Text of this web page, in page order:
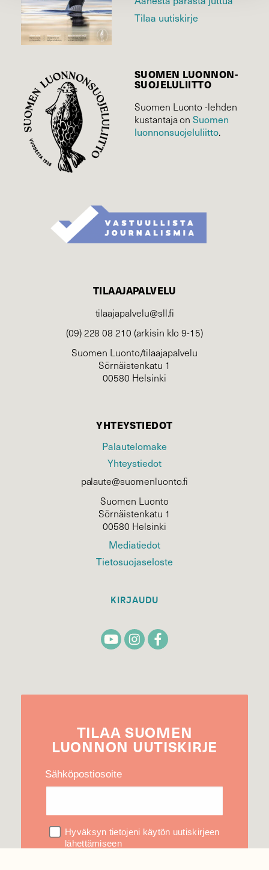
Tilaa uutiskirje
SUOMEN LUONNON­
SUOJELU­LIITTO
Suomen Luonto -lehden
kustantaja onSuomen
luonnonsuojelu­liitto.
TILAAJAPALVELU
tilaajapalvelu@sll.fi
(09) 228 08 210 (arkisin klo 9-15)
Suomen Luonto/tilaajapalvelu
Sörnäistenkatu 1
00580 Helsinki
YHTEYSTIEDOT
Palautelomake
Yhteystiedot
palaute@suomenluonto.fi
Suomen Luonto
Sörnäistenkatu 1
00580 Helsinki
Mediatiedot
Tietosuojaseloste
KIRJAUDU
TILAA SUOMEN
LUONNON UUTIS­KIRJE
Sähköpostiosoite
Hyväksyn tietojeni käytön uutiskirjeen
lähettämiseen